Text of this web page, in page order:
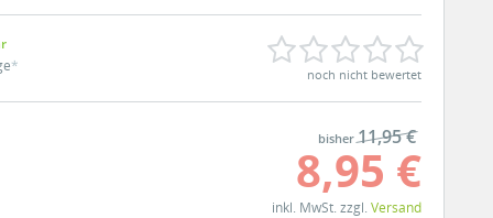
* noch nicht bewertet
bisher11,95 €
8,95 €
inkl. MwSt. zzgl. Versand